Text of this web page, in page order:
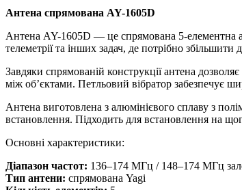
Антена спрямована AY-1605D
Антена AY-1605D — це спрямована 5-елементна
телеметрії та інших задач, де потрібно збільшити
Завдяки спрямованій конструкції антена
між об’єктами. Петльовий вібратор забезпечує
Антена виготовлена з алюмінієвого сплаву з
встановлення. Підходить для встановлення на
Основні характеристики:
Діапазон частот: 136–174 МГц / 148–174 МГц
Тип антени: спрямована Yagi